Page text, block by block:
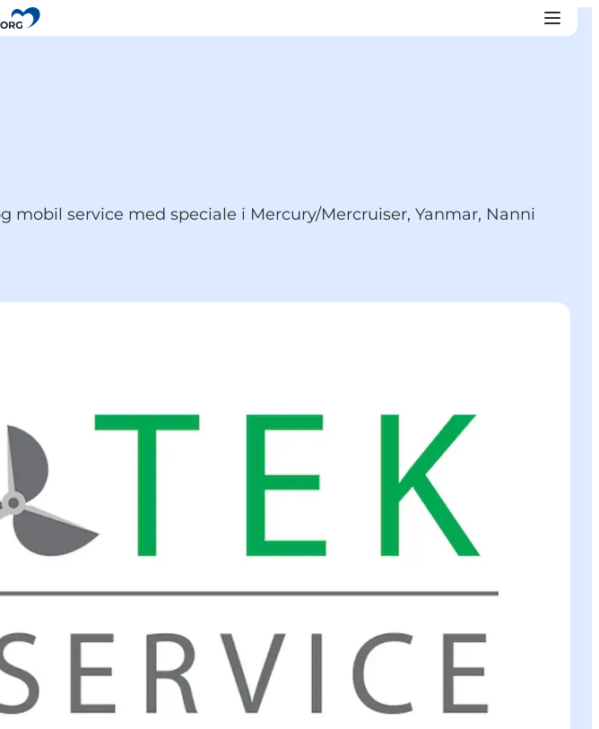
service med speciale i Mercury/Mercruiser, Yanmar, Nanni